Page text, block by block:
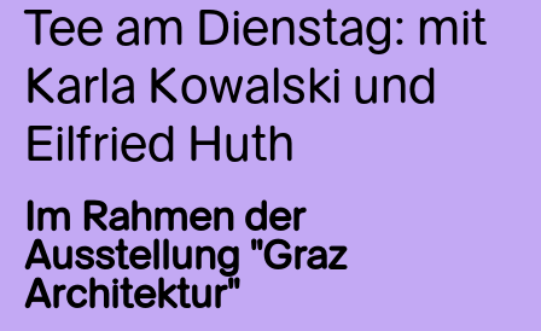
Tee am Dienstag: mit
Karla Kowalski und
Eilfried Huth
Im Rahmen der
Ausstellung "Graz
Architektur"